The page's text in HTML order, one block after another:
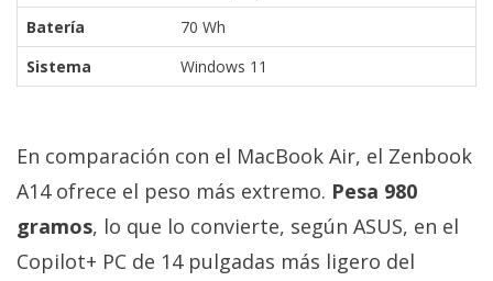
Batería
70 Wh
Sistema
Windows 11
En comparación con el MacBook Air, el Zenbook
A14 ofrece el peso más extremo. Pesa 980
gramos, lo que lo convierte, según ASUS, en el
Copilot+ PC de 14 pulgadas más ligero del